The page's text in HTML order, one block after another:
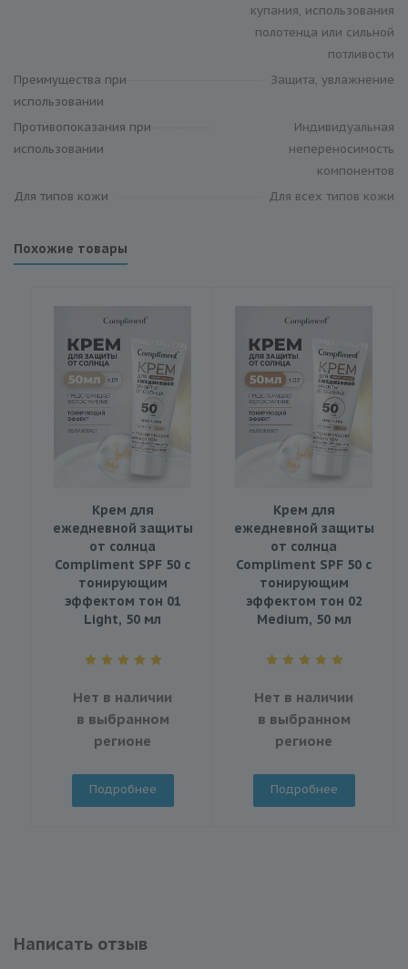
купания, использования
полотенца или сильной
потливости
Преимущества при
использовании
Защита, увлажнение
Противопоказания при
использовании
Индивидуальная
непереносимость
компонентов
Для типов кожи
Для всех типов кожи
Похожие товары
Крем для
ежедневной защиты
от солнца
Compliment SPF 50 с
тонирующим
эффектом тон 01
Light, 50 мл
Нет в наличии
в выбранном
регионе
Подробнее
Крем для
ежедневной защиты
от солнца
Compliment SPF 50 с
тонирующим
эффектом тон 02
Medium, 50 мл
Нет в наличии
в выбранном
регионе
Подробнее
Написать отзыв